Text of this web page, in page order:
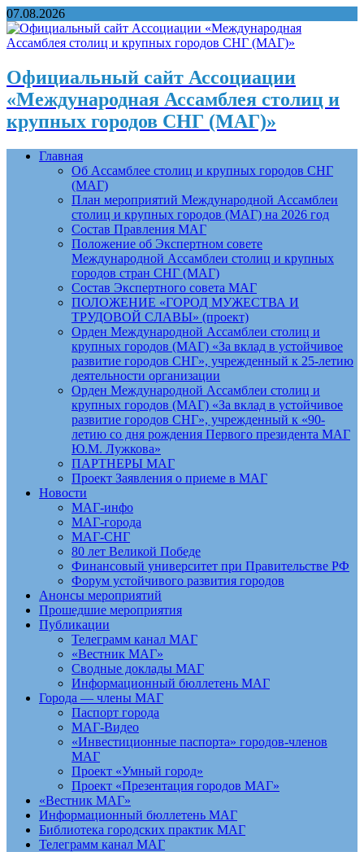
07.08.2026
Официальный сайт Ассоциации
«Международная Ассамблея столиц и
крупных городов СНГ (МАГ)»
Главная
Об Ассамблее столиц и крупных городов СНГ
(МАГ)
План мероприятий Международной Ассамблеи
столиц и крупных городов (МАГ) на 2026 год
Состав Правления МАГ
Положение об Экспертном совете
Международной Ассамблеи столиц и крупных
городов стран СНГ (МАГ)
Состав Экспертного совета МАГ
ПОЛОЖЕНИЕ «ГОРОД МУЖЕСТВА И
ТРУДОВОЙ СЛАВЫ» (проект)
Орден Международной Ассамблеи столиц и
крупных городов (МАГ) «За вклад в устойчивое
развитие городов СНГ», учрежденный к 25-летию
деятельности организации
Орден Международной Ассамблеи столиц и
крупных городов (МАГ) «За вклад в устойчивое
развитие городов СНГ», учрежденный к «90-
летию со дня рождения Первого президента МАГ
Ю.М. Лужкова»
ПАРТНЕРЫ МАГ
Проект Заявления о приеме в МАГ
Новости
МАГ-инфо
МАГ-города
МАГ-СНГ
80 лет Великой Победе
Финансовый университет при Правительстве РФ
Форум устойчивого развития городов
Анонсы мероприятий
Прошедшие мероприятия
Публикации
Телеграмм канал МАГ
«Вестник МАГ»
Сводные доклады МАГ
Информационный бюллетень МАГ
Города — члены МАГ
Паспорт города
МАГ-Видео
«Инвестиционные паспорта» городов-членов
МАГ
Проект «Умный город»
Проект «Презентация городов МАГ»
«Вестник МАГ»
Информационный бюллетень МАГ
Библиотека городских практик МАГ
Телеграмм канал МАГ